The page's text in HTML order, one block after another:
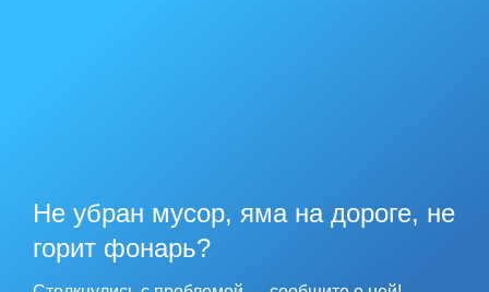
Не убран мусор, яма на дороге, не
горит фонарь?
рекорды